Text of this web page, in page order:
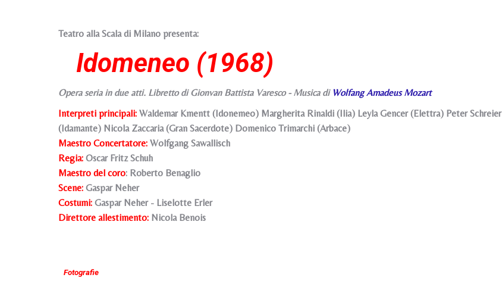
Teatro alla Scala di Milano presenta:
Idomeneo (1968)
Opera seria in due atti. Libretto di Gionvan Battista Varesco - Musica di Wolfang Amadeus Mozart
Interpreti principali: Waldemar Kmentt (Idonemeo) Margherita Rinaldi (Ilia) Leyla Gencer (Elettra) Peter Schreier
(Idamante) Nicola Zaccaria (Gran Sacerdote) Domenico Trimarchi (Arbace)
Maestro Concertatore: Wolfgang Sawallisch
Regia: Oscar Fritz Schuh
Maestro del coro: Roberto Benaglio
Scene: Gaspar Neher
Costumi: Gaspar Neher - Liselotte Erler
Direttore allestimento: Nicola Benois
Fotografie